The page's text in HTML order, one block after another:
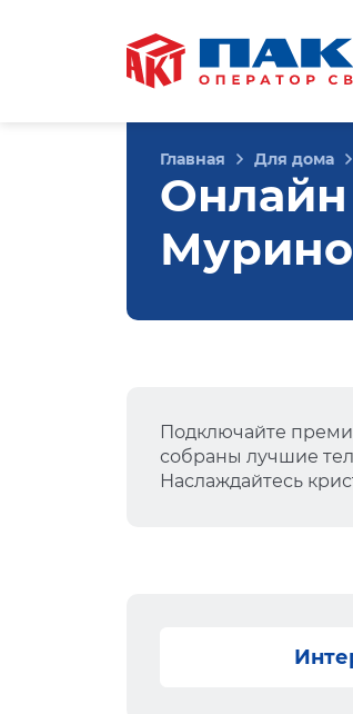
Главная Для дома
Онлайн
Мурино
Подключайте
собраны лучшие
Наслаждайтесь